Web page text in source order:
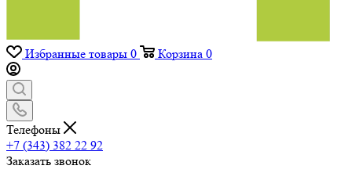
Избранные товары 0 Корзина 0
Телефоны
+7 (343) 382 22 92
Заказать звонок